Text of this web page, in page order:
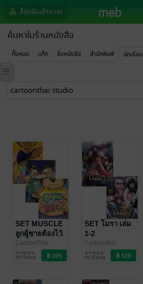
ล็อกอินเข้าระบบ
ค้นหาในร้านหนังสือ
ทั้งหมด แท็ก ชื่อหนังสือ สำนักพิมพ์ นักเขียน
SET MUSCLE
ลูกผู้ชายต้องไว้
กล้าม เล่ม 1-3
CartoonThai
/ Siam Inter
Comics
การ์ตูนทั่วไป
No Rating
SET โมรา เล่ม
1-2
Cartoonthai
Studio/ธนาดล อม
ราภรณ์กุล / Siam
การ์ตูนทั่วไป
No Rating